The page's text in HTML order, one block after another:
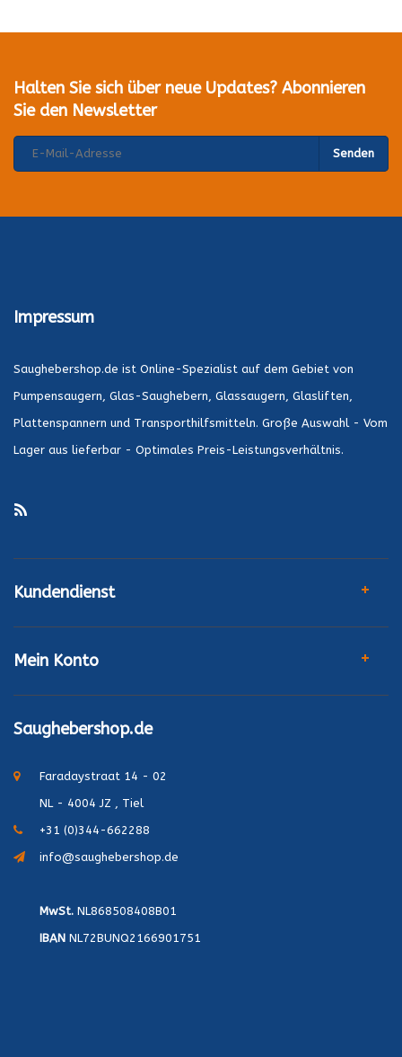
Halten Sie sich über neue Updates? Abonnieren
Sie den Newsletter
Senden
Impressum
Saughebershop.de ist Online-Spezialist auf dem Gebiet von
Pumpensaugern, Glas-Saughebern, Glassaugern, Glasliften,
Plattenspannern und Transporthilfsmitteln. Große Auswahl - Vom
Lager aus lieferbar - Optimales Preis-Leistungsverhältnis.
Kundendienst
Mein Konto
Saughebershop.de
Faradaystraat 14 - 02
NL - 4004 JZ , Tiel
+31 (0)344-662288
info@saughebershop.de
MwSt. NL868508408B01
IBAN NL72BUNQ2166901751